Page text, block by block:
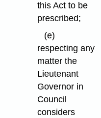
this Act to be
prescribed;
(e)
respecting any
matter the
Lieutenant
Governor in
Council
considers